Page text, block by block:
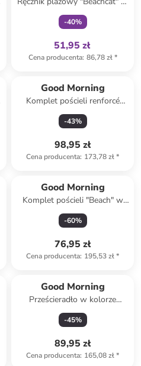
kolorze beżowo-niebieskim
-40%
51,95 zł
Cena producenta: 86,78 zł*
Good Morning
Komplet pościeli renforcé
"Antibes" w kolorze biało-
błękitnym
-43%
98,95 zł
Cena producenta: 173,78 zł*
Good Morning
Komplet pościeli "Beach" w
kolorze błękitno-beżowym
-60%
76,95 zł
Cena producenta: 195,53 zł*
Good Morning
Prześcieradło w kolorze
białym na gumce
-45%
89,95 zł
Cena producenta: 165,08 zł*